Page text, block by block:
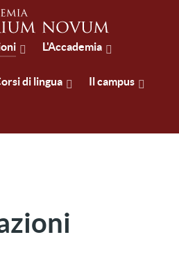
L'Accademia
di lingua Il campus